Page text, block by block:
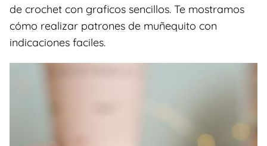
de crochet con graficos sencillos. Te mostramos
cómo realizar patrones de muñequito con
indicaciones faciles.